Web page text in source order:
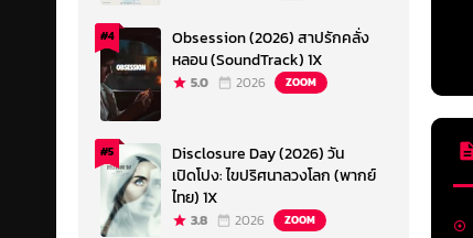
#4
Obsession (2026) สาปรักคลั่ง
หลอน (SoundTrack) 1X
5.0 2026 ZOOM
#5
Disclosure Day (2026) วัน
เปิดโปง: ไขปริศนาลวงโลก (พากย์
ไทย) 1X
3.8 2026 ZOOM